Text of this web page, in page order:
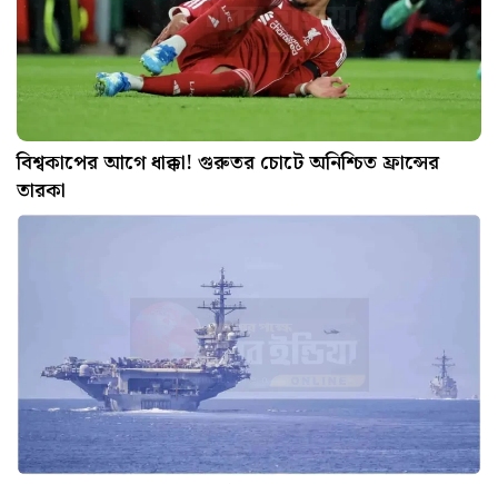
বিশ্বকাপের আগে ধাক্কা! গুরুতর চোটে অনিশ্চিত ফ্রান্সের
তারকা